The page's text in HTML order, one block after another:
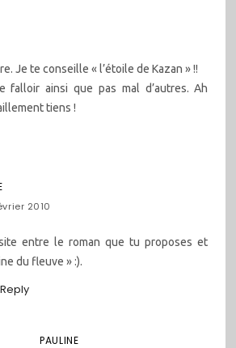
Je te conseille « l’étoile de Kazan » !!
falloir ainsi que pas mal d’autres. Ah
tiens !
2010
entre le roman que tu proposes et
du fleuve » :).
Reply
PAULINE